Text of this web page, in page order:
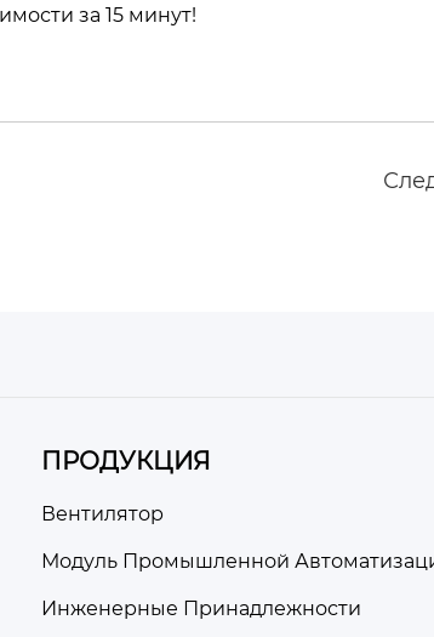
за 15 минут!
ПРОДУКЦИЯ
Вентилятор
Модуль Промышленной
Инженерные Принадлежности